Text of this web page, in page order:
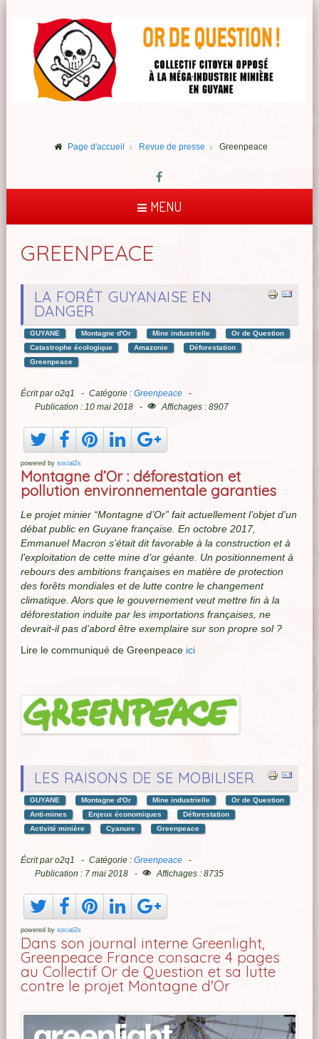
Page d'accueil Revue de presse Greenpeace
MENU
GREENPEACE
LA FORÊT GUYANAISE EN
DANGER
GUYANE Montagne d'Or Mine industrielle
Or de Question
Catastrophe écologique
Amazonie
Déforestation
Greenpeace
Écrit paro2q1 Catégorie : Greenpeace
Publication : 10 mai 2018
Affichages : 8907
powered by social2s
Montagne d’Or : déforestation et
pollution environnementale garanties
Le projet minier “Montagne d’Or” fait actuellement l’objet d’un
débat public en Guyane française. En octobre 2017,
Emmanuel Macron s’était dit favorable à la construction et à
l’exploitation de cette mine d’or géante. Un positionnement à
rebours des ambitions françaises en matière de protection
des forêts mondiales et de lutte contre le changement
climatique. Alors que le gouvernement veut mettre fin à la
déforestation induite par les importations françaises, ne
devrait-il pas d’abord être exemplaire sur son propre sol ?
Lire le communiqué de Greenpeace ici
LES RAISONS DE SE MOBILISER
GUYANE Montagne d'Or Mine industrielle
Or de Question
Anti-mines
Enjeux économiques
Déforestation
Activité minière
Cyanure Greenpeace
Écrit paro2q1 Catégorie : Greenpeace
Publication : 7 mai 2018
Affichages : 8735
powered by social2s
Dans son journal interne Greenlight,
Greenpeace France consacre 4 pages
au Collectif Or de Question et sa lutte
contre le projet Montagne d'Or